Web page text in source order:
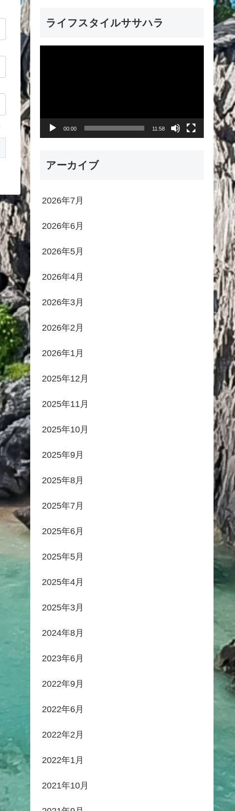
ライフスタイルササハラ
00:00 11:58
アーカイブ
2026年7月
2026年6月
2026年5月
2026年4月
2026年3月
2026年2月
2026年1月
2025年12月
2025年11月
2025年10月
2025年9月
2025年8月
2025年7月
2025年6月
2025年5月
2025年4月
2025年3月
2024年8月
2023年6月
2022年9月
2022年6月
2022年2月
2022年1月
2021年10月